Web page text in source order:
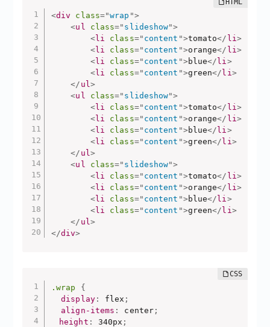
<div class="wrap ">
<ul class=" slideshow">
<li class=" content ">tomato</ li >
<li class=" content ">orange</ li >
<li class=" content ">blue</li >
<li class=" content ">green</li >
</ ul >
<ul class=" slideshow">
<li class=" content ">tomato</ li >
<li class=" content ">orange</ li >
<li class=" content ">blue</li >
<li class=" content ">green</li >
</ ul >
<ul class=" slideshow">
<li class=" content ">tomato</ li >
<li class=" content ">orange</ li >
<li class=" content ">blue</li >
<li class=" content ">green</li >
</ ul >
</div>
.wrap
{
display: flex ;
align-items : center ;
height : 340px ;